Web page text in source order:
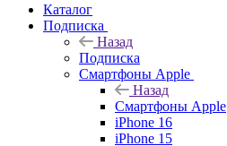
Каталог
Подписка
Назад
Подписка
Смартфоны Apple
Назад
Смартфоны Apple
iPhone 16
iPhone 15